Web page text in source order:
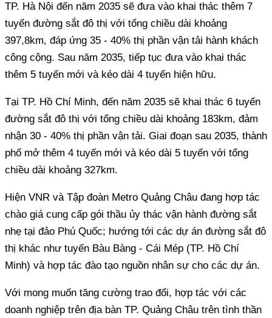
TP. Hà Nội đến năm 2035 sẽ đưa vào khai thác thêm 7
tuyến đường sắt đô thị với tổng chiều dài khoảng
397,8km, đáp ứng 35 - 40% thị phần vận tải hành khách
công cộng. Sau năm 2035, tiếp tục đưa vào khai thác
thêm 5 tuyến mới và kéo dài 4 tuyến hiện hữu.
Tại TP. Hồ Chí Minh, đến năm 2035 sẽ khai thác 6 tuyến
đường sắt đô thị với tổng chiều dài khoảng 183km, đảm
nhận 30 - 40% thị phần vận tải. Giai đoạn sau 2035, thành
phố mở thêm 4 tuyến mới và kéo dài 5 tuyến với tổng
chiều dài khoảng 327km.
Hiện VNR và Tập đoàn Metro Quảng Châu đang hợp tác
chào giá cung cấp gói thầu ủy thác vận hành đường sắt
nhẹ tại đảo Phú Quốc; hướng tới các dự án đường sắt đô
thị khác như tuyến Bàu Bàng - Cái Mép (TP. Hồ Chí
Minh) và hợp tác đào tạo nguồn nhân sự cho các dự án.
Với mong muốn tăng cường trao đổi, hợp tác với các
doanh nghiệp trên địa bàn TP. Quảng Châu trên tình thần